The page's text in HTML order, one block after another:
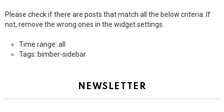
Please check if there are posts that match all the below criteria. If
not, remove the wrong ones in the widget settings.
Time range: all
Tags: bimber-sidebar
NEWSLETTER